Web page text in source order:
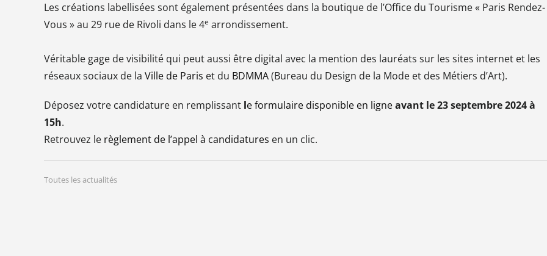
Les créations labellisées sont également présentées dans la boutique de l’Office du Tourisme « Paris Rendez-
Vous » au 29 rue de Rivoli dans le 4e arrondissement.
Véritable gage de visibilité qui peut aussi être digital avec la mention des lauréats sur les sites internet et les
réseaux sociaux de la Ville de Paris et du BDMMA(Bureau du Design de la Mode et des Métiers d’Art).
Déposez votre candidature en remplissant le formulaire disponible en ligneavant le 23 septembre 2024 à
15h.
Retrouvez le règlement de l’appel à candidatures en un clic.
Toutes les actualités